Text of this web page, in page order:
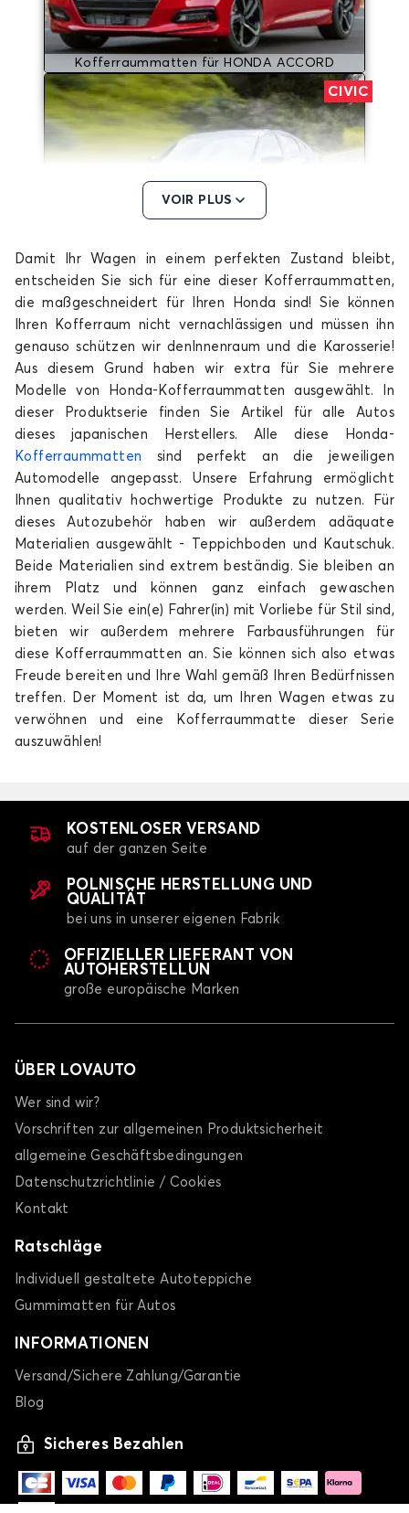
Kofferraummatten für HONDA ACCORD
CIVIC
Kofferraummatten für HONDA CIVIC
CR-V
Kofferraummatten für HONDA CR-V
e
Kofferraummatten für HONDA e
e:Ny1
Kofferraummatten für HONDA e:Ny1
Kofferraummatten für HONDA HR-V
Kofferraummatten für HONDA INSIGHT
Kofferraummatten für HONDA JAZZ
VOIR PLUS
Damit Ihr Wagen in einem perfekten Zustand bleibt,
entscheiden Sie sich für eine dieser Kofferraummatten,
die maßgeschneidert für Ihren Honda sind! Sie können
Ihren Kofferraum nicht vernachlässigen und müssen ihn
genauso schützen wir denInnenraum und die Karosserie!
Aus diesem Grund haben wir extra für Sie mehrere
Modelle von Honda-Kofferraummatten ausgewählt. In
dieser Produktserie finden Sie Artikel für alle Autos
dieses japanischen Herstellers. Alle diese Honda-
Kofferraummatten sind perfekt an die jeweiligen
Automodelle angepasst. Unsere Erfahrung ermöglicht
Ihnen qualitativ hochwertige Produkte zu nutzen. Für
dieses Autozubehör haben wir außerdem adäquate
Materialien ausgewählt - Teppichboden und Kautschuk.
Beide Materialien sind extrem beständig. Sie bleiben an
ihrem Platz und können ganz einfach gewaschen
werden. Weil Sie ein(e) Fahrer(in) mit Vorliebe für Stil sind,
bieten wir außerdem mehrere Farbausführungen für
diese Kofferraummatten an. Sie können sich also etwas
Freude bereiten und Ihre Wahl gemäß Ihren Bedürfnissen
treffen. Der Moment ist da, um Ihren Wagen etwas zu
verwöhnen und eine Kofferraummatte dieser Serie
auszuwählen!
KOSTENLOSER VERSAND
auf der ganzen Seite
POLNISCHE HERSTELLUNG UND
QUALITÄT
bei uns in unserer eigenen Fabrik
OFFIZIELLER LIEFERANT VON
AUTOHERSTELLUN
große europäische Marken
ÜBER LOVAUTO
Wer sind wir?
Vorschriften zur allgemeinen Produktsicherheit
allgemeine Geschäftsbedingungen
Datenschutzrichtlinie / Cookies
Kontakt
Ratschläge
Individuell gestaltete Autoteppiche
Gummimatten für Autos
INFORMATIONEN
Versand/Sichere Zahlung/Garantie
Blog
Sicheres Bezahlen